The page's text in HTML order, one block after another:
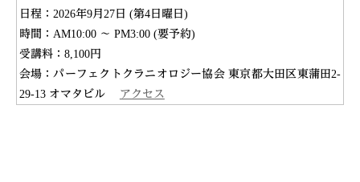
日程：2026年9月27日 (第4日曜日)
時間：AM10:00 ～ PM3:00 (要予約)
受講料：8,100円
会場：パーフェクトクラニオロジー協会 東京都大田区東蒲田2-
29-13 オマタビル アクセス